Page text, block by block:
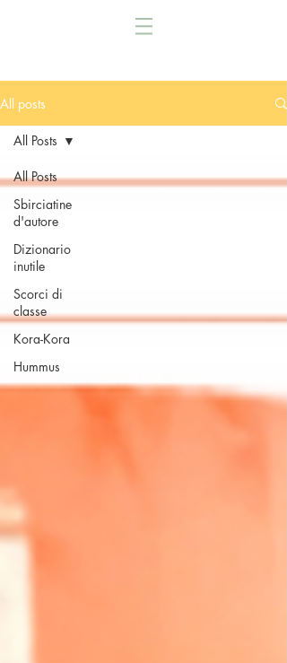
All posts
All Posts
Sbirciatine
d'autore
Dizionario
inutile
Scorci di
classe
Kora-Kora
Hummus
All Posts